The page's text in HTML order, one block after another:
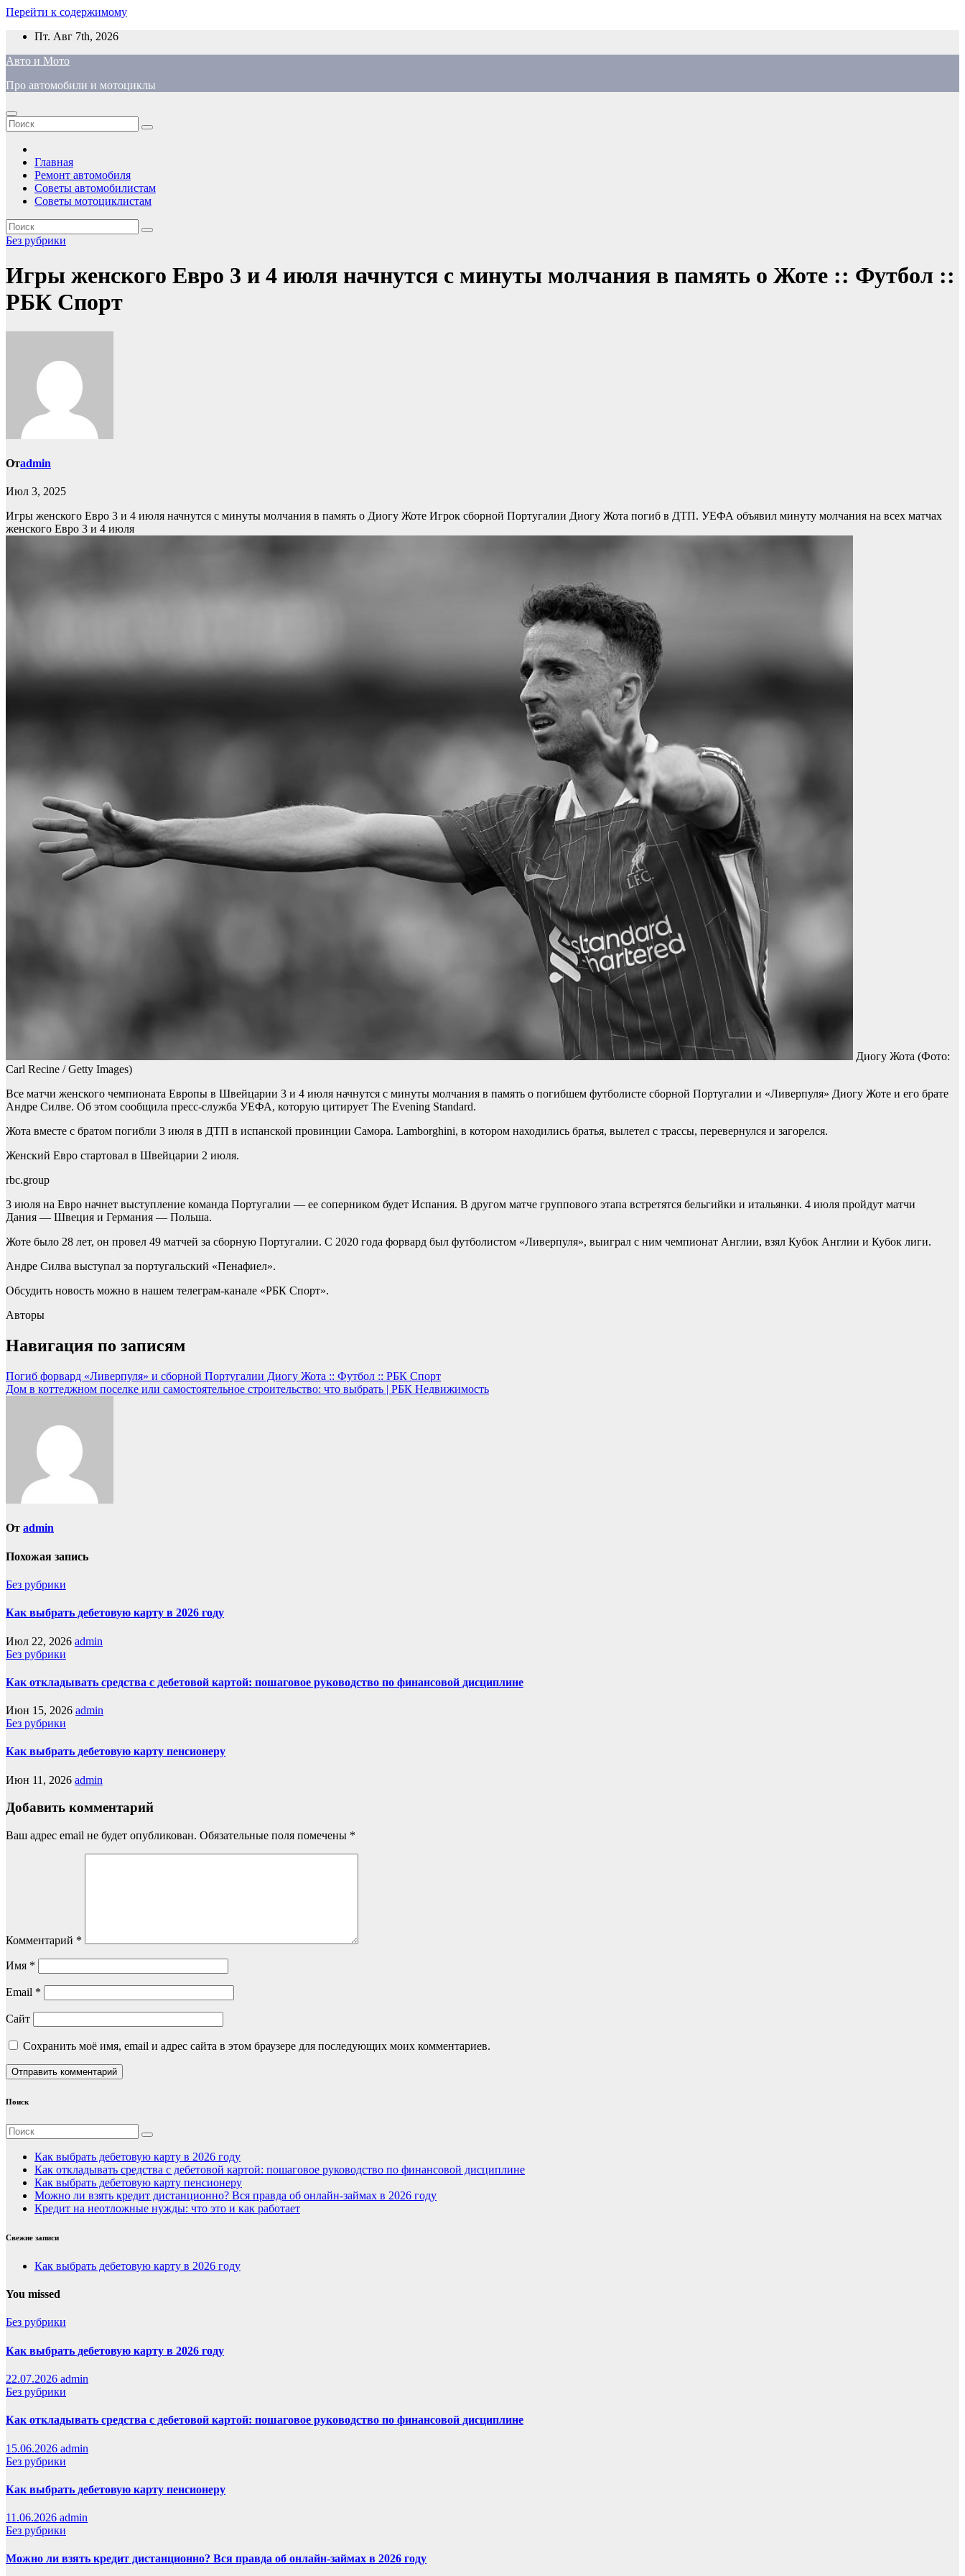
Перейти к содержимому
Пт. Авг 7th, 2026
Авто и Мото
Про автомобили и мотоциклы
Главная
Ремонт автомобиля
Советы автомобилистам
Советы мотоциклистам
Без рубрики
Игры женского Евро 3 и 4 июля начнутся с минуты молчания в память о Жоте :: Футбол ::
РБК Спорт
Отadmin
Июл 3, 2025
Игры женского Евро 3 и 4 июля начнутся с минуты молчания в память о Диогу Жоте Игрок сборной Португалии Диогу Жота погиб в ДТП. УЕФА объявил минуту молчания на всех матчах
женского Евро 3 и 4 июля
Диогу Жота (Фото:
Carl Recine / Getty Images)
Все матчи женского чемпионата Европы в Швейцарии 3 и 4 июля начнутся с минуты молчания в память о погибшем футболисте сборной Португалии и «Ливерпуля» Диогу Жоте и его брате
Андре Силве. Об этом сообщила пресс-служба УЕФА, которую цитирует The Evening Standard.
Жота вместе с братом погибли 3 июля в ДТП в испанской провинции Самора. Lamborghini, в котором находились братья, вылетел с трассы, перевернулся и загорелся.
Женский Евро стартовал в Швейцарии 2 июля.
rbc.group
3 июля на Евро начнет выступление команда Португалии — ее соперником будет Испания. В другом матче группового этапа встретятся бельгийки и итальянки. 4 июля пройдут матчи
Дания — Швеция и Германия — Польша.
Жоте было 28 лет, он провел 49 матчей за сборную Португалии. С 2020 года форвард был футболистом «Ливерпуля», выиграл с ним чемпионат Англии, взял Кубок Англии и Кубок лиги.
Андре Силва выступал за португальский «Пенафиел».
Обсудить новость можно в нашем телеграм-канале «РБК Спорт».
Авторы
Навигация по записям
Погиб форвард «Ливерпуля» и сборной Португалии Диогу Жота :: Футбол :: РБК Спорт
Дом в коттеджном поселке или самостоятельное строительство: что выбрать | РБК Недвижимость
От admin
Похожая запись
Без рубрики
Как выбрать дебетовую карту в 2026 году
Июл 22, 2026 admin
Без рубрики
Как откладывать средства с дебетовой картой: пошаговое руководство по финансовой дисциплине
Июн 15, 2026 admin
Без рубрики
Как выбрать дебетовую карту пенсионеру
Июн 11, 2026 admin
Добавить комментарий
Ваш адрес email не будет опубликован. Обязательные поля помечены *
Комментарий *
Имя *
Email *
Сайт
Сохранить моё имя, email и адрес сайта в этом браузере для последующих моих комментариев.
Поиск
Как выбрать дебетовую карту в 2026 году
Как откладывать средства с дебетовой картой: пошаговое руководство по финансовой дисциплине
Как выбрать дебетовую карту пенсионеру
Можно ли взять кредит дистанционно? Вся правда об онлайн-займах в 2026 году
Кредит на неотложные нужды: что это и как работает
Свежие записи
Как выбрать дебетовую карту в 2026 году
You missed
Без рубрики
Как выбрать дебетовую карту в 2026 году
22.07.2026 admin
Без рубрики
Как откладывать средства с дебетовой картой: пошаговое руководство по финансовой дисциплине
15.06.2026 admin
Без рубрики
Как выбрать дебетовую карту пенсионеру
11.06.2026 admin
Без рубрики
Можно ли взять кредит дистанционно? Вся правда об онлайн-займах в 2026 году